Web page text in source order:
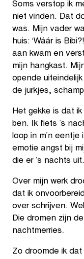
Soms verstop ik
niet vinden. Dat
was. Mijn vader
huis: ‘Wáár is
aan kwam en
mijn hangkast.
opende
de jurkjes,
Het gekke is dat
ben. Ik fiets ’s
loop in m’n
emotie angst bij
die er ’s nachts uit.
Over mijn werk
dat ik
over schrijven.
Die dromen zijn
nachtmerries.
Zo droomde ik